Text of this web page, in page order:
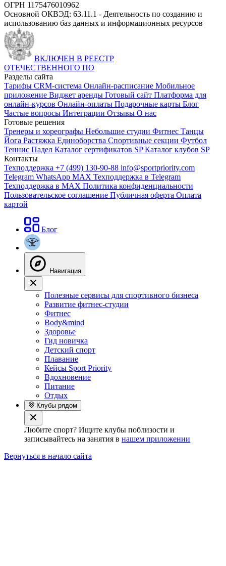
ОГРН 1175476010962
Основной ОКВЭД: 63.11.1 - Деятельность по созданию и
использованию баз данных и информационных ресурсов
ВКЛЮЧЕН В РЕЕСТР
ОТЕЧЕСТВЕННОГО ПО
Разделы сайта
Тарифы CRM-система Онлайн-расписание Мобильное
приложение Виджет аренды Готовый сайт Платформа для
онлайн-курсов Онлайн-оплаты Подарочные карты Блог
Частые вопросы Интеграции Отзывы О нас
Готовые решения
Тренеры и хореографы Небольшие студии Фитнес Танцы
Йога Растяжка Единоборства Спортивные секции Футбол
Теннис Падел Каталог сертификатов SPКаталог клубов SP
Контакты
Техподдержка +7 (499) 130-90-88 info@sportpriority.com
Telegram WhatsApp MAX Техподдержка в Telegram
Техподдержка в MAX Политика конфиденциальности
Пользовательское соглашение Публичная оферта Оплата
картой
Блог
Навигация
Полезные сервисы для спортивного бизнеса
Развитие фитнес-студии
Фитнес
Body&mind
Здоровье
Гид новичка
Детский спорт
Плавание
Кейсы Sport Priority
Вдохновение
Питание
Отдых
Клубы рядом
Любите спорт? Ищите клубы поблизости и
записывайтесь на занятия в нашем приложении
Вернуться в начало сайта